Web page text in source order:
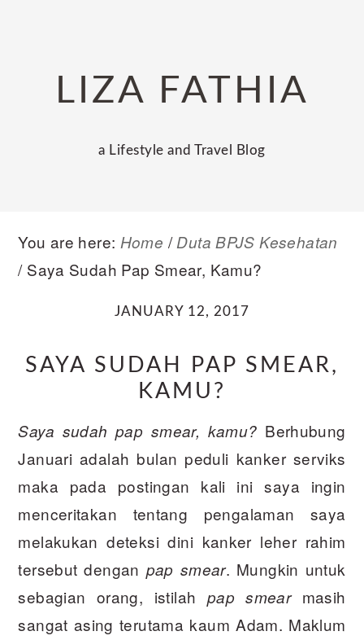
navigationLIZA FATHIA
a Lifestyle and Travel Blog
You are here: Home / Duta BPJS Kesehatan
/Saya Sudah Pap Smear, Kamu?
JANUARY 12, 2017
SAYA SUDAH PAP SMEAR,
KAMU?
Saya sudah pap smear, kamu? Berhubung
Januari adalah bulan peduli kanker serviks
maka pada postingan kali ini saya ingin
menceritakan tentang pengalaman saya
melakukan deteksi dini kanker leher rahim
tersebut dengan pap smear. Mungkin untuk
sebagian orang, istilah pap smearmasih
sangat asing terutama kaum Adam. Maklum